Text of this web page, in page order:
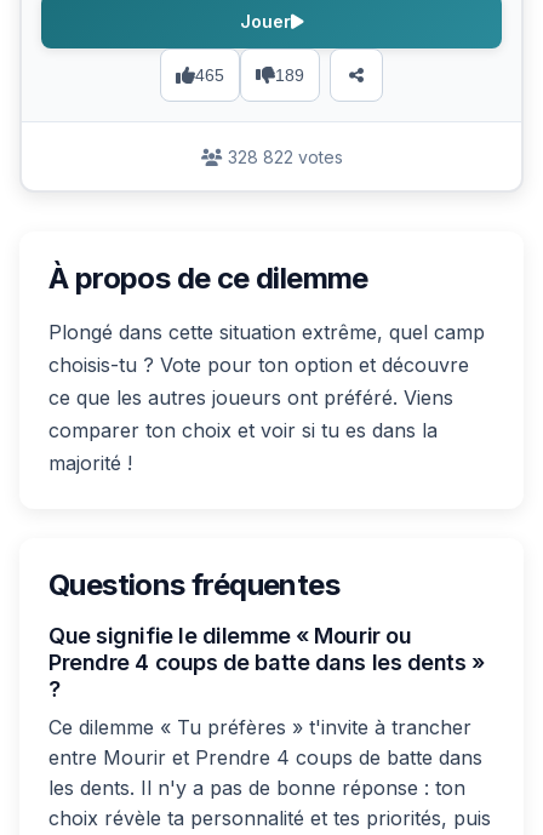
465 189
Jouer
328 822 votes
À propos de ce dilemme
Plongé dans cette situation extrême, quel camp
choisis-tu ? Vote pour ton option et découvre
ce que les autres joueurs ont préféré. Viens
comparer ton choix et voir si tu es dans la
majorité !
Questions fréquentes
Que signifie le dilemme « Mourir ou
Prendre 4 coups de batte dans les dents »
?
Ce dilemme « Tu préfères » t'invite à trancher
entre Mourir et Prendre 4 coups de batte dans
les dents. Il n'y a pas de bonne réponse : ton
choix révèle ta personnalité et tes priorités, puis